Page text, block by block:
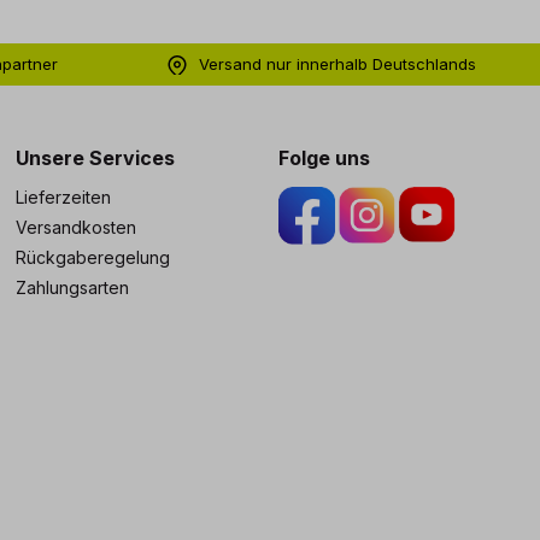
Versand nur innerhalb Deutschlands
Unsere Services
Lieferzeiten
Versandkosten
Rückgaberegelung
Zahlungsarten
Folge uns